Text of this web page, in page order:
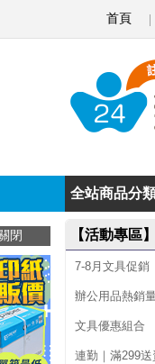
首頁
閉
次
貼
籤
/
便
利
貼
全站商品分
【活動專區】
7-8月文具促銷
辦公用品熱銷
文具優惠組合
連勤｜滿299